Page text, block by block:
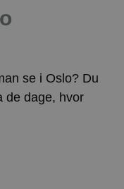
se i Oslo? Du
de dage, hvor